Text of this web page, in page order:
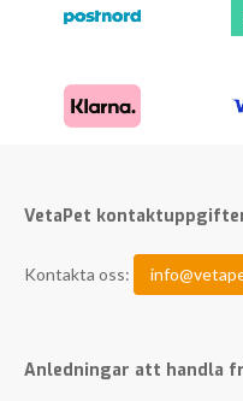
VetaPet
Kontakta oss:
Anledningar att handla